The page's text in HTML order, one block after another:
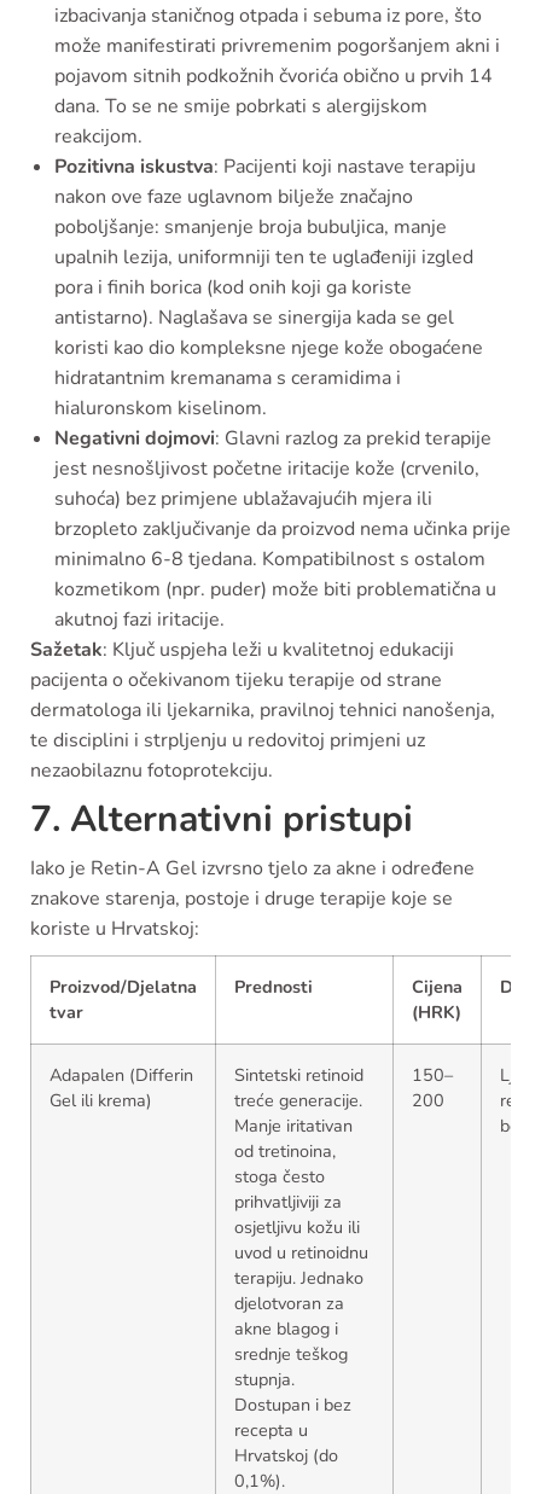
izbacivanja staničnog otpada i sebuma iz pore, što
može manifestirati privremenim pogoršanjem akni i
pojavom sitnih podkožnih čvorića obično u prvih 14
dana. To se ne smije pobrkati s alergijskom
reakcijom.
Pozitivna iskustva: Pacijenti koji nastave terapiju
nakon ove faze uglavnom bilježe značajno
poboljšanje: smanjenje broja bubuljica, manje
upalnih lezija, uniformniji ten te uglađeniji izgled
pora i finih borica (kod onih koji ga koriste
antistarno). Naglašava se sinergija kada se gel
koristi kao dio kompleksne njege kože obogaćene
hidratantnim kremanama s ceramidima i
hialuronskom kiselinom.
Negativni dojmovi: Glavni razlog za prekid terapije
jest nesnošljivost početne iritacije kože (crvenilo,
suhoća) bez primjene ublažavajućih mjera ili
brzopleto zaključivanje da proizvod nema učinka prije
minimalno 6-8 tjedana. Kompatibilnost s ostalom
kozmetikom (npr. puder) može biti problematična u
akutnoj fazi iritacije.
Sažetak: Ključ uspjeha leži u kvalitetnoj edukaciji
pacijenta o očekivanom tijeku terapije od strane
dermatologa ili ljekarnika, pravilnoj tehnici nanošenja,
te disciplini i strpljenju u redovitoj primjeni uz
nezaobilaznu fotoprotekciju.
7. Alternativni pristupi
Iako je Retin-A Gel izvrsno tjelo za akne i određene
znakove starenja, postoje i druge terapije koje se
koriste u Hrvatskoj:
Proizvod/Djelatna
tvar
Prednosti
Cijena
(HRK)
Adapalen (Differin
Gel ili krema)
Sintetski retinoid
treće generacije.
Manje iritativan
od tretinoina,
stoga često
prihvatljiviji za
osjetljivu kožu ili
uvod u retinoidnu
terapiju. Jednako
djelotvoran za
akne blagog i
srednje teškog
stupnja.
Dostupan i bez
recepta u
Hrvatskoj (do
0,1%).
150–
200
bez